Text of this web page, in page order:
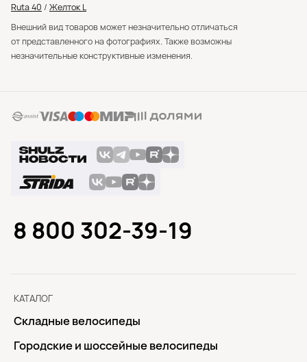
Ruta 40 / Желток L
Внешний вид товаров может незначительно отличаться
от представленного на фотографиях. Также возможны
незначительные конструктивные изменения.
КАТАЛОГ
Складные велосипеды
Городские и шоссейные велосипеды
8 800 302-39-19